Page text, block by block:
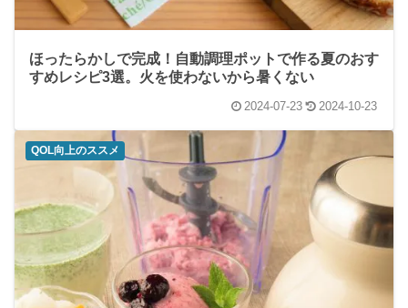
ほったらかしで完成！自動調理ポットで作る夏のおす
すめレシピ3選。火を使わないから暑くない
2024-07-23 2024-10-23
QOL向上のススメ